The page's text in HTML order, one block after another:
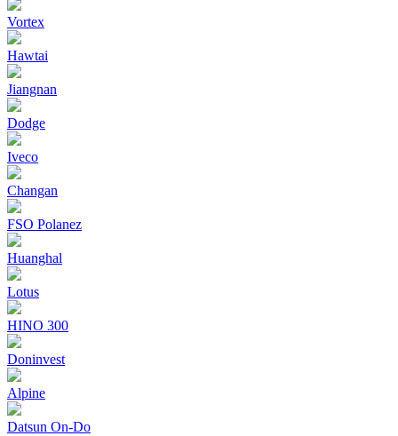
Vortex
Hawtai
Jiangnan
Dodge
Iveco
Changan
FSO Polanez
Huanghal
Lotus
HINO 300
Doninvest
Alpine
Datsun On-Do